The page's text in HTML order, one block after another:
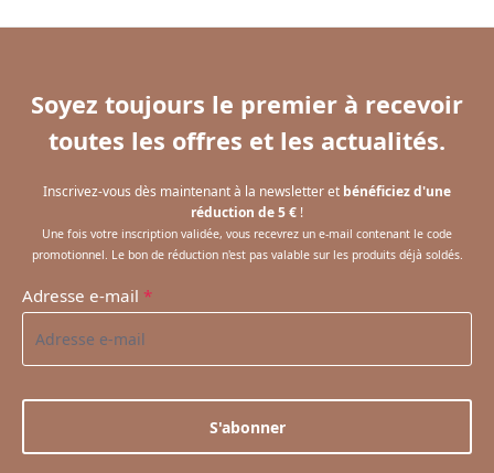
Soyez toujours le premier à recevoir
toutes les offres et les actualités.
Inscrivez-vous dès maintenant à la newsletter et bénéficiez d'une
réduction de 5 € !
Une fois votre inscription validée, vous recevrez un e-mail contenant le code
promotionnel. Le bon de réduction n'est pas valable sur les produits déjà soldés.
Adresse e-mail *
S'abonner